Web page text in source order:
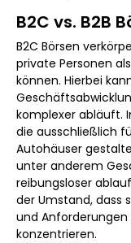
B2C vs. B2B
B2C Börsen
private Personen
können. Hierbei
komplexer abläuft.
die ausschließlich
Autohäuser
unter anderem
reibungsloser
der Umstand, dass
und Anforderungen
konzentrieren.